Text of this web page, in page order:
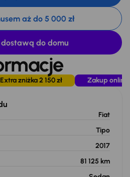
aż do 5 000 zł
dostawą do domu
Extra zniżka 2 150 zł Zakup online
Fiat
Tipo
2017
81 125 km